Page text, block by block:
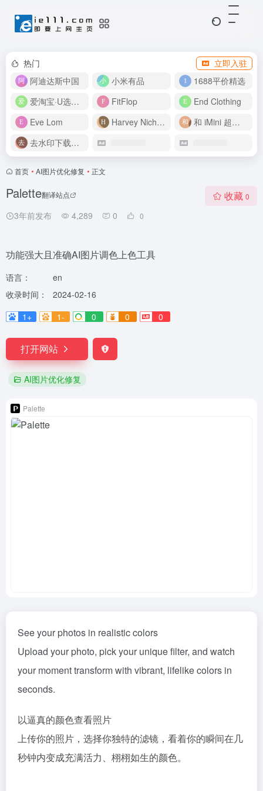
热门
立即入驻
阿迪达斯中国
小米有品
1688平价精选
爱淘宝·U选好价
FitFlop
End Clothing
Eve Lom
Harvey Nichols
和 iMini 超级智能体一起构建伟大作品
去水印下载视频
首页 • AI图片优化修复 • 正文
Palette翻译站点
3年前发布 4,289 0 0
收藏 0
功能强大且准确AI图片调色上色工具
语言：
en
收录时间：
2024-02-16
1+
1- 0 0 0
打开网站
AI图片优化修复
Palette
See your photos in realistic colors
Upload your photo, pick your unique filter, and watch
your moment transform with vibrant, lifelike colors in
seconds.
以逼真的颜色查看照片
上传你的照片，选择你独特的滤镜，看着你的瞬间在几
秒钟内变成充满活力、栩栩如生的颜色。